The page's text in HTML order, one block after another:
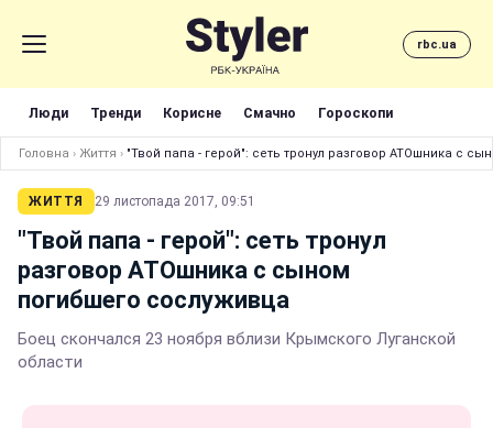
rbc.ua
Люди Тренди Корисне Смачно Гороскопи
Головна › Життя › "Твой папа - герой": сеть тронул разговор АТОшника с
ЖИТТЯ 29 листопада 2017, 09:51
"Твой папа - герой": сеть тронул
разговор АТОшника с сыном
погибшего сослуживца
Боец скончался 23 ноября вблизи Крымского Луганской
области